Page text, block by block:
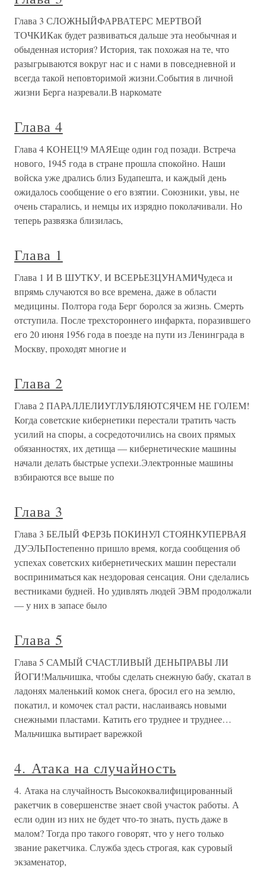
Глава 3 СЛОЖНЫЙФАРВАТЕРС МЕРТВОЙ
ТОЧКИКак будет развиваться дальше эта необычная и
обыденная история? История, так похожая на те, что
разыгрываются вокруг нас и с нами в повседневной и
всегда такой неповторимой жизни.События в личной
жизни Берга назревали.В наркомате
Глава 4
Глава 4 КОНЕЦ!9 МАЯЕще один год позади. Встреча
нового, 1945 года в стране прошла спокойно. Наши
войска уже дрались близ Будапешта, и каждый день
ожидалось сообщение о его взятии. Союзники, увы, не
очень старались, и немцы их изрядно поколачивали. Но
теперь развязка близилась,
Глава 1
Глава 1 И В ШУТКУ, И ВСЕРЬЕЗЦУНАМИЧудеса и
впрямь случаются во все времена, даже в области
медицины. Полтора года Берг боролся за жизнь. Смерть
отступила. После трехстороннего инфаркта, поразившего
его 20 июня 1956 года в поезде на пути из Ленинграда в
Москву, проходят многие и
Глава 2
Глава 2 ПАРАЛЛЕЛИУГЛУБЛЯЮТСЯЧЕМ НЕ ГОЛЕМ!
Когда советские кибернетики перестали тратить часть
усилий на споры, а сосредоточились на своих прямых
обязанностях, их детища — кибернетические машины
начали делать быстрые успехи.Электронные машины
взбираются все выше по
Глава 3
Глава 3 БЕЛЫЙ ФЕРЗЬ ПОКИНУЛ СТОЯНКУПЕРВАЯ
ДУЭЛЬПостепенно пришло время, когда сообщения об
успехах советских кибернетических машин перестали
восприниматься как нездоровая сенсация. Они сделались
вестниками будней. Но удивлять людей ЭВМ продолжали
— у них в запасе было
Глава 5
Глава 5 САМЫЙ СЧАСТЛИВЫЙ ДЕНЬПРАВЫ ЛИ
ЙОГИ!Мальчишка, чтобы сделать снежную бабу, скатал в
ладонях маленький комок снега, бросил его на землю,
покатил, и комочек стал расти, наслаиваясь новыми
снежными пластами. Катить его труднее и труднее…
Мальчишка вытирает варежкой
4. Атака на случайность
4. Атака на случайность Высококвалифицированный
ракетчик в совершенстве знает свой участок работы. А
если один из них не будет что-то знать, пусть даже в
малом? Тогда про такого говорят, что у него только
звание ракетчика. Служба здесь строгая, как суровый
экзаменатор,